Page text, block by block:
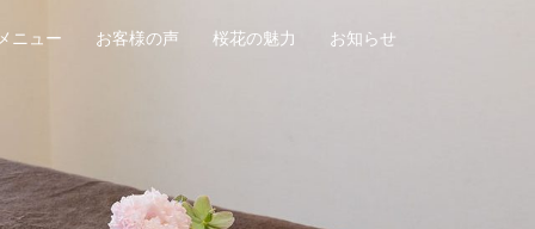
ニュー お客様の声 桜花の魅力 お知らせ